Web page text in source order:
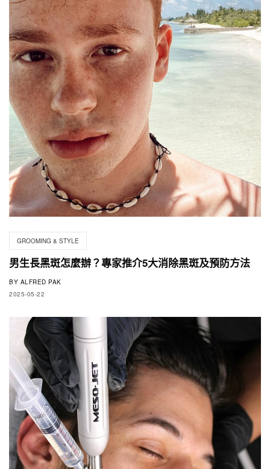
GROOMING & STYLE
男生長黑斑怎麼辦？專家推介5大消除黑斑及預防方法
BY ALFRED PAK
2025-05-22